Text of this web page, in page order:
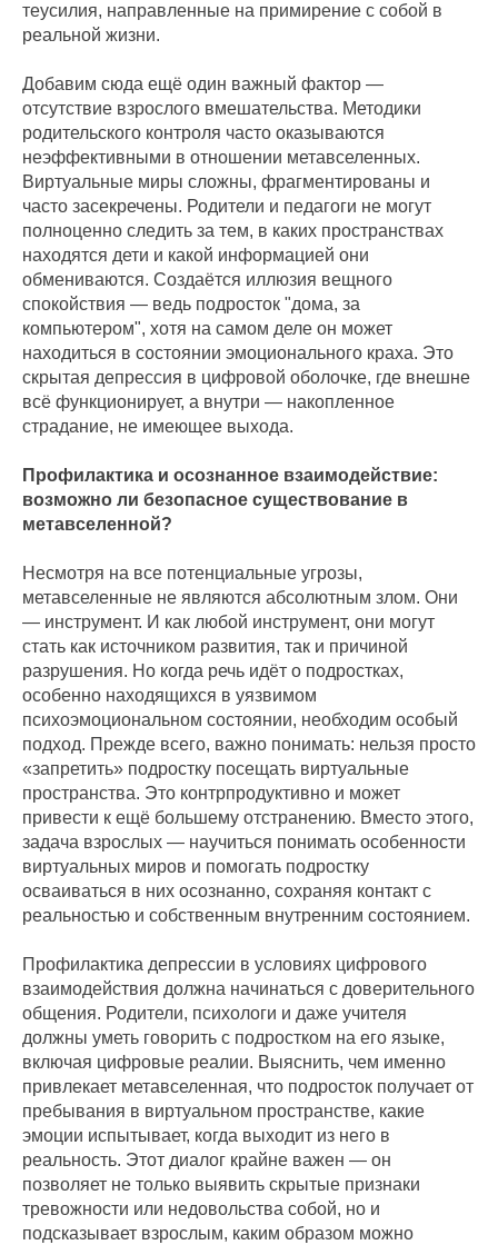
теусилия, направленные на примирение с собой в
реальной жизни.
Добавим сюда ещё один важный фактор —
отсутствие взрослого вмешательства. Методики
родительского контроля часто оказываются
неэффективными в отношении метавселенных.
Виртуальные миры сложны, фрагментированы и
часто засекречены. Родители и педагоги не могут
полноценно следить за тем, в каких пространствах
находятся дети и какой информацией они
обмениваются. Создаётся иллюзия вещного
спокойствия — ведь подросток "дома, за
компьютером", хотя на самом деле он может
находиться в состоянии эмоционального краха. Это
скрытая депрессия в цифровой оболочке, где внешне
всё функционирует, а внутри — накопленное
страдание, не имеющее выхода.
Профилактика и осознанное взаимодействие:
возможно ли безопасное существование в
метавселенной?
Несмотря на все потенциальные угрозы,
метавселенные не являются абсолютным злом. Они
— инструмент. И как любой инструмент, они могут
стать как источником развития, так и причиной
разрушения. Но когда речь идёт о подростках,
особенно находящихся в уязвимом
психоэмоциональном состоянии, необходим особый
подход. Прежде всего, важно понимать: нельзя просто
«запретить» подростку посещать виртуальные
пространства. Это контрпродуктивно и может
привести к ещё большему отстранению. Вместо этого,
задача взрослых — научиться понимать особенности
виртуальных миров и помогать подростку
осваиваться в них осознанно, сохраняя контакт с
реальностью и собственным внутренним состоянием.
Профилактика депрессии в условиях цифрового
взаимодействия должна начинаться с доверительного
общения. Родители, психологи и даже учителя
должны уметь говорить с подростком на его языке,
включая цифровые реалии. Выяснить, чем именно
привлекает метавселенная, что подросток получает от
пребывания в виртуальном пространстве, какие
эмоции испытывает, когда выходит из него в
реальность. Этот диалог крайне важен — он
позволяет не только выявить скрытые признаки
тревожности или недовольства собой, но и
подсказывает взрослым, каким образом можно